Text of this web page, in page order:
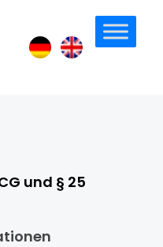
und § 25